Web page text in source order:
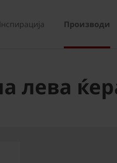
Производи
лева